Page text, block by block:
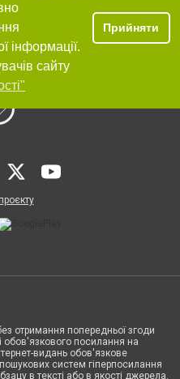
інформації.
сайту
Прийняти
отримання попередньої згоди
обов'язкового посилання на
видань обов'язкове
систем гіперпосилання
в тексті або в якості джерела.